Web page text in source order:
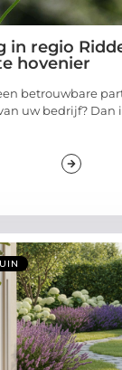
in regio
hovenier
betrouwbare
uw bedrijf? Dan